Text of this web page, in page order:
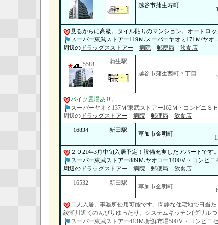
越谷市蒲生寿町
見るからに高級。タイル貼りのマンション。オートロ
スーパー東武ストアー119Ｍ/スーパーヤオミ171Ｍ/ヤ
周辺の ドラッグスストアー 病院 郵便局 飲食店
5588
蒲生駅
越谷市蒲生西町２丁目
バイク置場あり。
スーパーヤオミ137Ｍ/東武ストアー162Ｍ・コンビニ
周辺の ドラッグストアー 病院 郵便局 飲食店
16834 新田駅
草加市金明町
２０21年3月中旬入居予定！設備充実したアパートです
スーパー東武ストアー889Ｍ/ヤオコー1400Ｍ・コンビ
周辺の ドラッグストアー 病院 郵便局 飲食店
16532 新田駅
草加市金明町
二人入居、事務所使用可能です。閑静な住宅地で日当
綾瀬川近くのんびりゆったり。システムキッチン(グリル
スーパー東武ストアー413Ｍ/新鮮市場500Ｍ・コンビニ